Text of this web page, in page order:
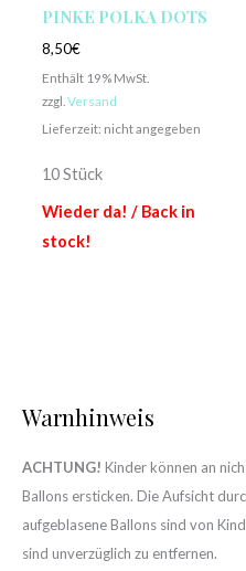
PINKE POLKA DOTS
8,50€
Enthält 19% MwSt.
zzgl. Versand
Lieferzeit: nicht angegeben
10 Stück
Wieder da! / Back in
stock!
Warnhinweis
ACHTUNG! Kinder können an
Ballons ersticken. Die Aufsicht
aufgeblasene Ballons sind von
sind unverzüglich zu entfernen.